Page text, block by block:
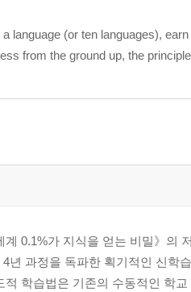
language (or ten languages),
from the ground up, the
0.1%가 지식을 얻는 비밀》의
년 과정을 독파한 획기적인 신학
학습법은 기존의 수동적인 학